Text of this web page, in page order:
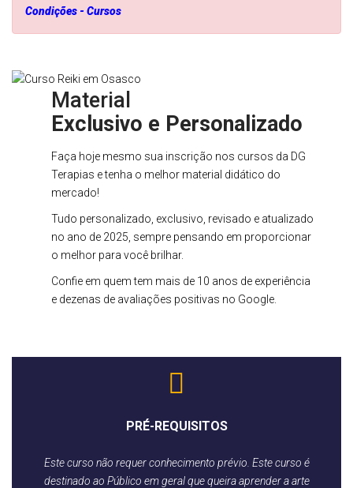
Condições - Cursos
Material
Exclusivo e Personalizado
Faça hoje mesmo sua inscrição nos cursos da DG
Terapias e tenha o melhor material didático do
mercado!
Tudo personalizado, exclusivo, revisado e atualizado
no ano de 2025, sempre pensando em proporcionar
o melhor para você brilhar.
Confie em quem tem mais de 10 anos de experiência
e dezenas de avaliações positivas no Google.
PRÉ-REQUISITOS
Este curso não requer conhecimento prévio. Este curso é
destinado ao Público em geral que queira aprender a arte